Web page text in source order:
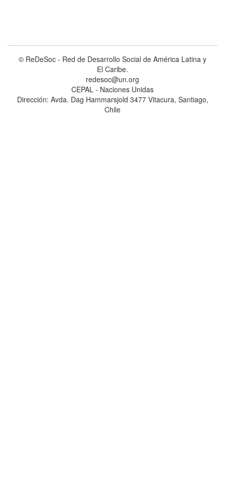
© ReDeSoc - Red de Desarrollo Social de América Latina y
El Caribe.
redesoc@un.org
CEPAL - Naciones Unidas
Dirección: Avda. Dag Hammarsjold 3477 Vitacura, Santiago,
Chile